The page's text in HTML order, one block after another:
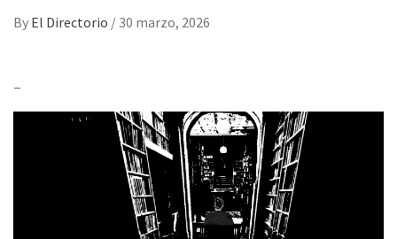
By El Directorio / 30 marzo, 2026
–